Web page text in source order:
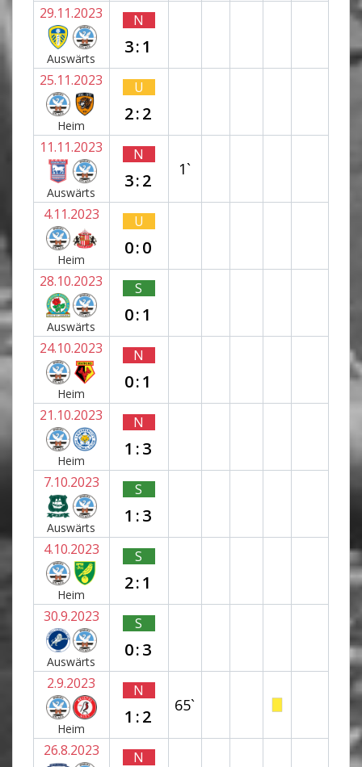
29.11.2023
Auswärts
N
3:1
25.11.2023
Heim
U
2:2
11.11.2023
Auswärts
N
3:2
1`
4.11.2023
Heim
U
0:0
28.10.2023
Auswärts
S
0:1
24.10.2023
Heim
N
0:1
21.10.2023
Heim
N
1:3
7.10.2023
Auswärts
S
1:3
4.10.2023
Heim
S
2:1
30.9.2023
Auswärts
S
0:3
2.9.2023
Heim
N
1:2
65`
26.8.2023 N